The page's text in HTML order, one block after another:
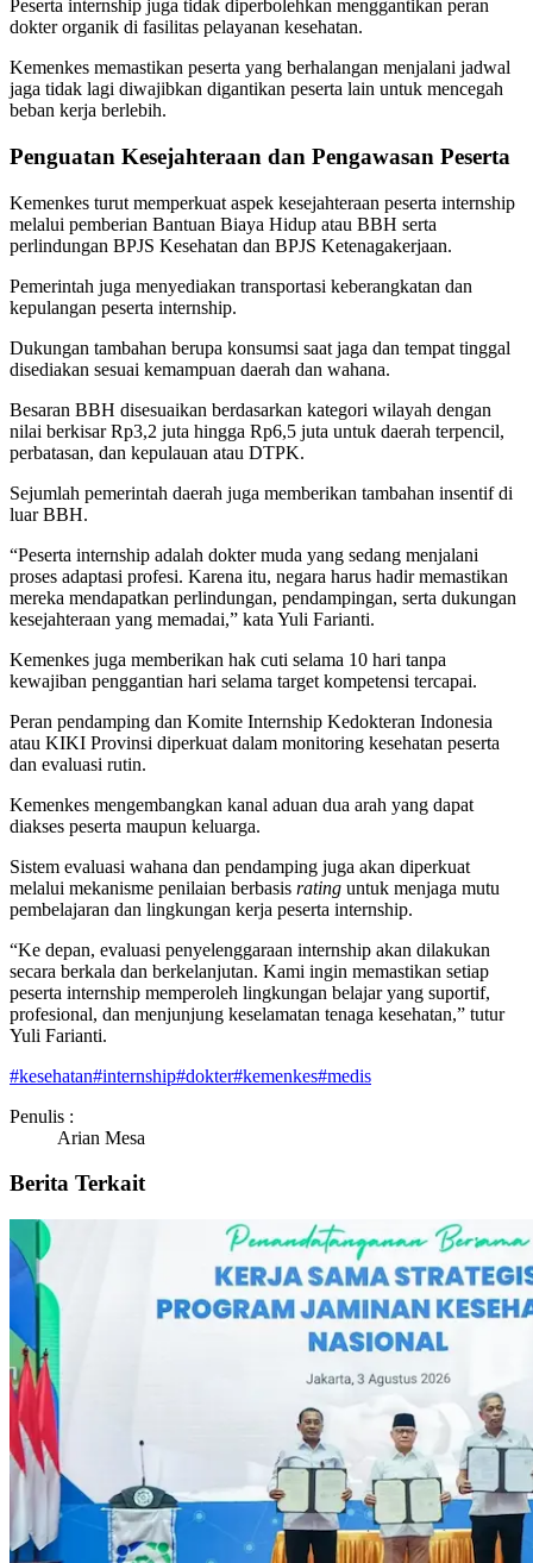
Peserta internship juga tidak diperbolehkan menggantikan peran
dokter organik di fasilitas pelayanan kesehatan.
Kemenkes memastikan peserta yang berhalangan menjalani jadwal
jaga tidak lagi diwajibkan digantikan peserta lain untuk mencegah
beban kerja berlebih.
Penguatan Kesejahteraan dan Pengawasan Peserta
Kemenkes turut memperkuat aspek kesejahteraan peserta internship
melalui pemberian Bantuan Biaya Hidup atau BBH serta
perlindungan BPJS Kesehatan dan BPJS Ketenagakerjaan.
Pemerintah juga menyediakan transportasi keberangkatan dan
kepulangan peserta internship.
Dukungan tambahan berupa konsumsi saat jaga dan tempat tinggal
disediakan sesuai kemampuan daerah dan wahana.
Besaran BBH disesuaikan berdasarkan kategori wilayah dengan
nilai berkisar Rp3,2 juta hingga Rp6,5 juta untuk daerah terpencil,
perbatasan, dan kepulauan atau DTPK.
Sejumlah pemerintah daerah juga memberikan tambahan insentif di
luar BBH.
“Peserta internship adalah dokter muda yang sedang menjalani
proses adaptasi profesi. Karena itu, negara harus hadir memastikan
mereka mendapatkan perlindungan, pendampingan, serta dukungan
kesejahteraan yang memadai,” kata Yuli Farianti.
Kemenkes juga memberikan hak cuti selama 10 hari tanpa
kewajiban penggantian hari selama target kompetensi tercapai.
Peran pendamping dan Komite Internship Kedokteran Indonesia
atau KIKI Provinsi diperkuat dalam monitoring kesehatan peserta
dan evaluasi rutin.
Kemenkes mengembangkan kanal aduan dua arah yang dapat
diakses peserta maupun keluarga.
Sistem evaluasi wahana dan pendamping juga akan diperkuat
melalui mekanisme penilaian berbasis rating untuk menjaga mutu
pembelajaran dan lingkungan kerja peserta internship.
“Ke depan, evaluasi penyelenggaraan internship akan dilakukan
secara berkala dan berkelanjutan. Kami ingin memastikan setiap
peserta internship memperoleh lingkungan belajar yang suportif,
profesional, dan menjunjung keselamatan tenaga kesehatan,” tutur
Yuli Farianti.
#kesehatan#internship#dokter#kemenkes#medis
Penulis :
Arian Mesa
Berita Terkait